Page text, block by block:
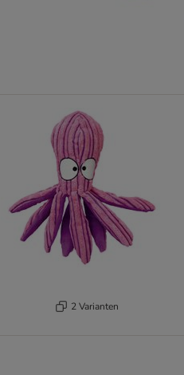
2 Varianten